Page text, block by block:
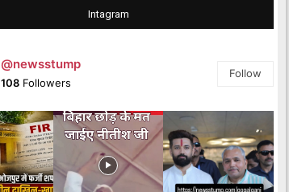
Intagram
@newsstump
108 Followers
Follow